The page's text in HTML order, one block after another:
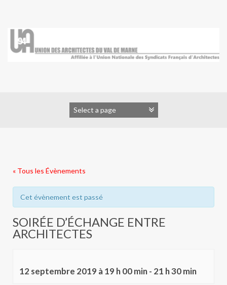
« Tous les Évènements
Cet évènement est passé
SOIRÉE D’ÉCHANGE ENTRE
ARCHITECTES
12 septembre 2019 à 19 h 00 min- 21 h 30 min